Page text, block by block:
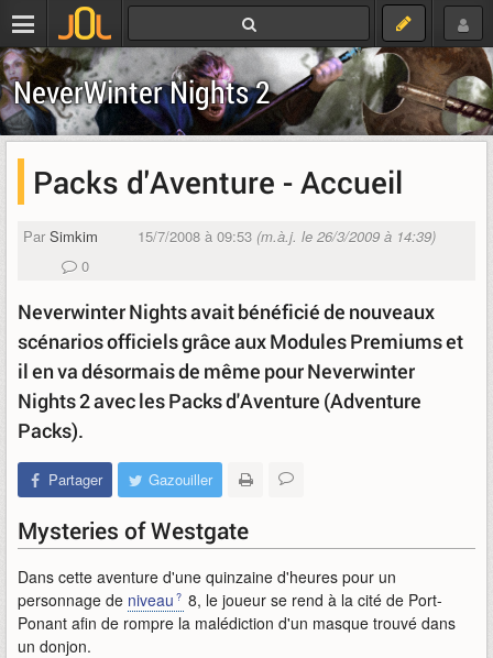
NeverWinter Nights 2
Packs d'Aventure - Accueil
Par Simkim 15/7/2008 à 09:53 (m.à.j. le 26/3/2009 à 14:39)
0
Neverwinter Nights avait bénéficié de nouveaux
scénarios officiels grâce aux Modules Premiums et
il en va désormais de même pour Neverwinter
Nights 2 avec les Packs d'Aventure (Adventure
Packs).
Partager Gazouiller
Mysteries of Westgate
Dans cette aventure d'une quinzaine d'heures pour un
personnage de niveau
8, le joueur se rend à la cité de Port-
Ponant afin de rompre la malédiction d'un masque trouvé dans
un donjon.